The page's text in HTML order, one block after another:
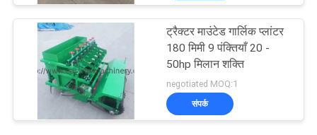
ट्रैक्टर माउंटेड गार्लिक प्लांटर
180 मिमी 9 पंक्तियाँ 20 -
50hp मिलान शक्ति
negotiated MOQ:1
संपर्क